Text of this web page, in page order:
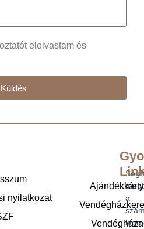
elolvastam és
Küldés
a
nyilatkozat